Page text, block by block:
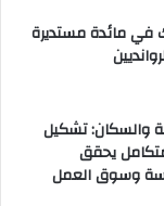
في مائدة مستديرة
والسكان: تشكيل
يحقق
وسوق العمل